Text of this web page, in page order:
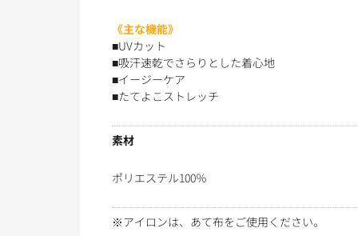
《主な機能》
■UVカット
■吸汗速乾でさらりとした着心地
■イージーケア
■たてよこストレッチ
素材
ポリエステル100％
※アイロンは、あて布をご使用ください。